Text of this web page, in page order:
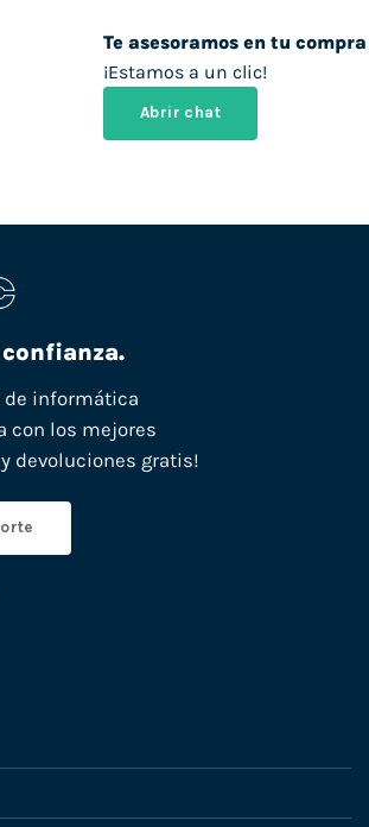
Te asesoramos en tu compra
¡Estamos a un clic!
Abrir chat
de informática
con los mejores
y devoluciones gratis!